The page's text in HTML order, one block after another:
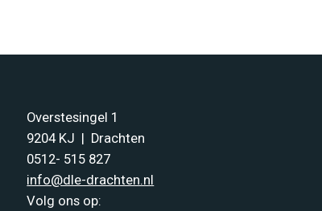
Overstesingel 1
9204 KJ | Drachten
0512- 515 827
info@dle-drachten.nl
Volg ons op: